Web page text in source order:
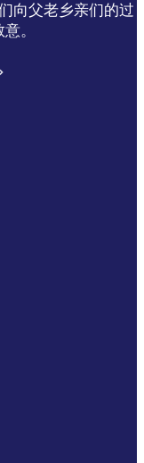
向父老乡亲们的过
。